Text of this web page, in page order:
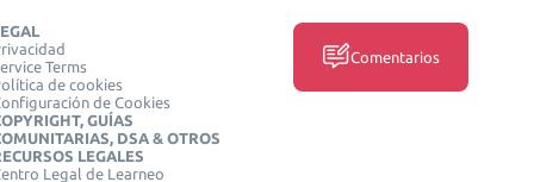
Terms
de cookies
de Cookies
GUÍAS
DSA & OTROS
LEGALES
Legal de Learneo
Comentarios